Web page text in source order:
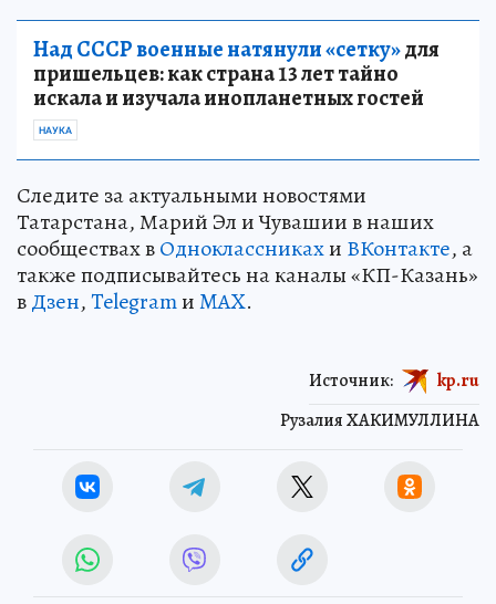
Над СССР военные натянули «сетку»для
пришельцев: как страна 13 лет тайно
искала и изучала инопланетных гостей
НАУКА
Следите за актуальными новостями
Татарстана, Марий Эл и Чувашии в наших
сообществах вОдноклассникахи ВКонтакте, а
также подписывайтесь на каналы «КП-Казань»
вДзен,TelegramиMAX.
Рузалия ХАКИМУЛЛИНА
Источник: kp.ru